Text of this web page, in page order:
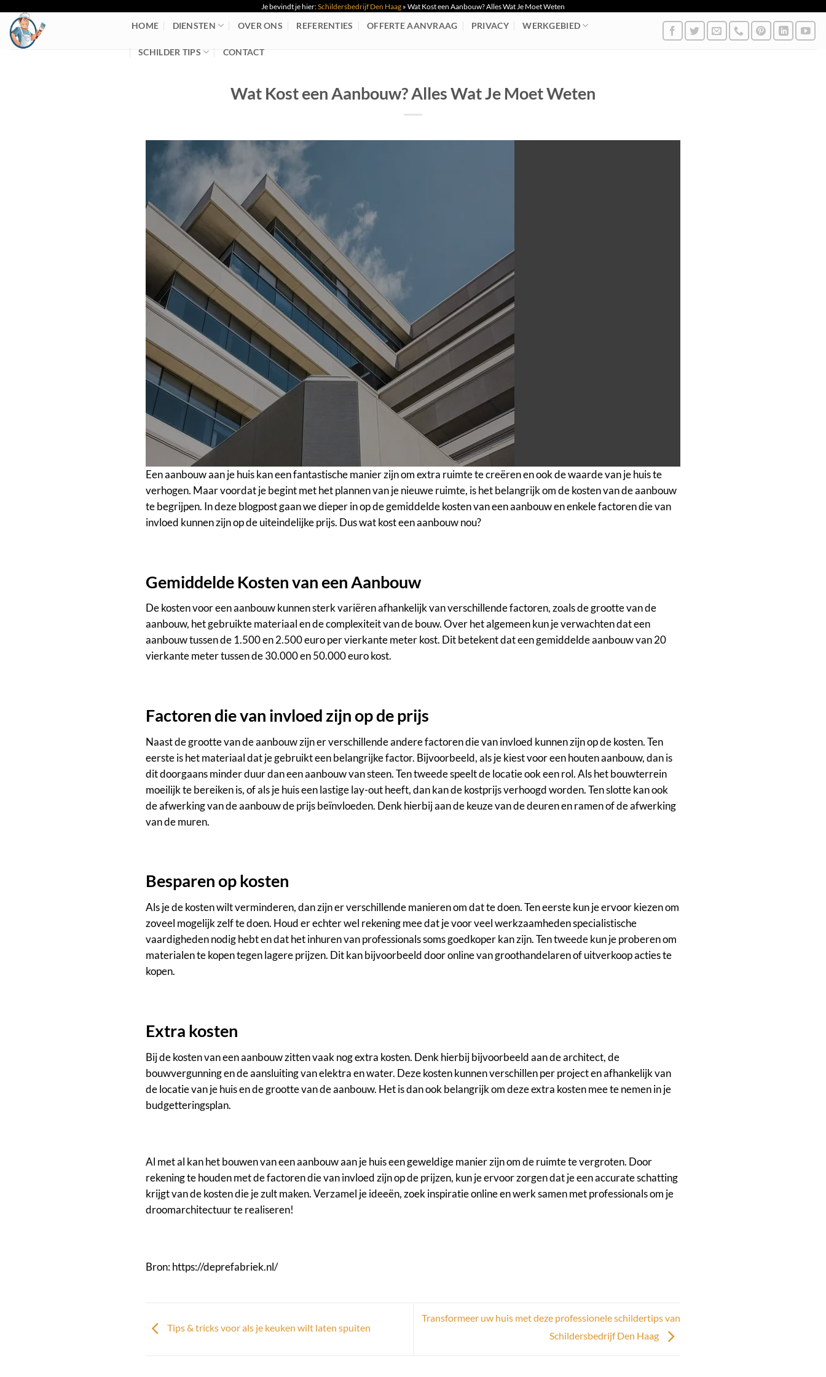
naar
inhoud
Je bevindt je hier:Schildersbedrijf Den Haag » Wat Kost een Aanbouw? Alles Wat Je Moet Weten
HOME DIENSTEN OVER ONS REFERENTIES OFFERTE AANVRAAG PRIVACY WERKGEBIED
SCHILDER TIPS CONTACT
Wat Kost een Aanbouw? Alles Wat Je Moet Weten
Een aanbouw aan je huis kan een fantastische manier zijn om extra ruimte te creëren en ook de waarde van je huis te
verhogen. Maar voordat je begint met het plannen van je nieuwe ruimte, is het belangrijk om de kosten van de aanbouw
te begrijpen. In deze blogpost gaan we dieper in op de gemiddelde kosten van een aanbouw en enkele factoren die van
invloed kunnen zijn op de uiteindelijke prijs. Duswat kost een aanbouwnou?
Gemiddelde Kosten van een Aanbouw
De kosten voor een aanbouw kunnen sterk variëren afhankelijk van verschillende factoren, zoals de grootte van de
aanbouw, het gebruikte materiaal en de complexiteit van de bouw. Over het algemeen kun je verwachten dat een
aanbouw tussen de 1.500 en 2.500 euro per vierkante meter kost. Dit betekent dat een gemiddelde aanbouw van 20
vierkante meter tussen de 30.000 en 50.000 euro kost.
Factoren die van invloed zijn op de prijs
Naast de grootte van de aanbouw zijn er verschillende andere factoren die van invloed kunnen zijn op de kosten. Ten
eerste is het materiaal dat je gebruikt een belangrijke factor. Bijvoorbeeld, als je kiest voor een houten aanbouw, dan is
dit doorgaans minder duur dan een aanbouw van steen. Ten tweede speelt de locatie ook een rol. Als het bouwterrein
moeilijk te bereiken is, of als je huis een lastige lay-out heeft, dan kan de kostprijs verhoogd worden. Ten slotte kan ook
de afwerking van de aanbouw de prijs beïnvloeden. Denk hierbij aan de keuze van de deuren en ramen of de afwerking
van de muren.
Besparen op kosten
Als je de kosten wilt verminderen, dan zijn er verschillende manieren om dat te doen. Ten eerste kun je ervoor kiezen om
zoveel mogelijk zelf te doen. Houd er echter wel rekening mee dat je voor veel werkzaamheden specialistische
vaardigheden nodig hebt en dat het inhuren van professionals soms goedkoper kan zijn. Ten tweede kun je proberen om
materialen te kopen tegen lagere prijzen. Dit kan bijvoorbeeld door online van groothandelaren of uitverkoop acties te
kopen.
Extra kosten
Bij de kosten van een aanbouw zitten vaak nog extra kosten. Denk hierbij bijvoorbeeld aan de architect, de
bouwvergunning en de aansluiting van elektra en water. Deze kosten kunnen verschillen per project en afhankelijk van
de locatie van je huis en de grootte van de aanbouw. Het is dan ook belangrijk om deze extra kosten mee te nemen in je
budgetteringsplan.
Al met al kan het bouwen van een aanbouw aan je huis een geweldige manier zijn om de ruimte te vergroten. Door
rekening te houden met de factoren die van invloed zijn op de prijzen, kun je ervoor zorgen dat je een accurate schatting
krijgt van de kosten die je zult maken. Verzamel je ideeën, zoek inspiratie online en werk samen met professionals om je
droomarchitectuur te realiseren!
Bron:https://deprefabriek.nl/
Tips & tricks voor als je keuken wilt laten spuiten
Transformeer uw huis met deze professionele schildertips van
Schildersbedrijf Den Haag